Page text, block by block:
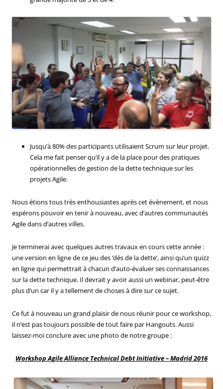
Jusqu’à 80% des participants utilisaient Scrum sur leur projet.
Cela me fait penser qu’il y a de la place pour des pratiques
opérationnelles de gestion de la dette technique sur les
projets Agile.
Nous étions tous très enthousiastes après cet évènement, et nous
espérons pouvoir en tenir à nouveau, avec d’autres communautés
Agile dans d’autres villes.
Je terminerai avec quelques autres travaux en cours cette année :
une version en ligne de ce jeu des ‘dés de la dette’, ainsi qu’un quizz
en ligne qui permettrait à chacun d’auto-évaluer ses connaissances
sur la dette technique. Il devrait y avoir aussi un webinar, peut-être
plus d’un car il y a tellement de choses à dire sur ce sujet.
Ce fut à nouveau un grand plaisir de nous réunir pour ce workshop,
il n’est pas toujours possible de tout faire par Hangouts. Aussi
laissez-moi conclure avec une photo de notre groupe :
Workshop Agile Alliance Technical Debt Initiative – Madrid 2016